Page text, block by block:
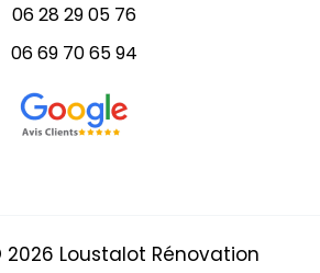
06 28 29 05 76
06 69 70 65 94
Loustalot Rénovation